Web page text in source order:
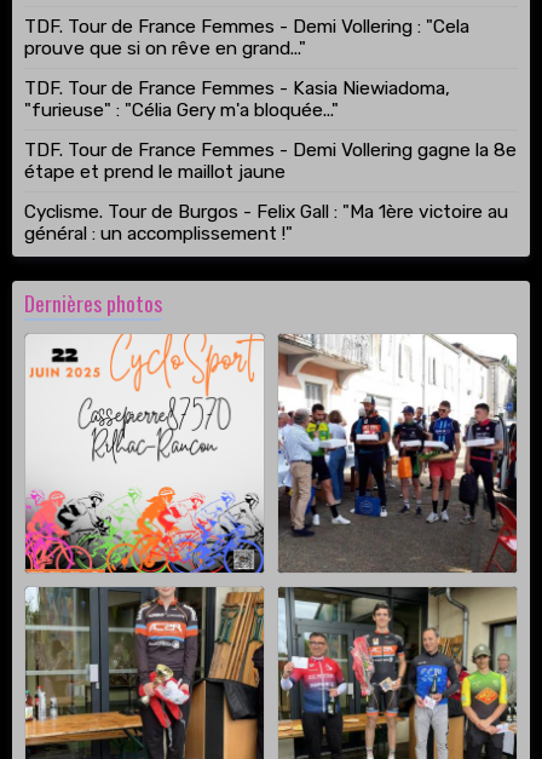
TDF. Tour de France Femmes - Demi Vollering : "Cela
prouve que si on rêve en grand..."
TDF. Tour de France Femmes - Kasia Niewiadoma,
"furieuse" : "Célia Gery m'a bloquée..."
TDF. Tour de France Femmes - Demi Vollering gagne la 8e
étape et prend le maillot jaune
Cyclisme. Tour de Burgos - Felix Gall : "Ma 1ère victoire au
général : un accomplissement !"
Dernières photos